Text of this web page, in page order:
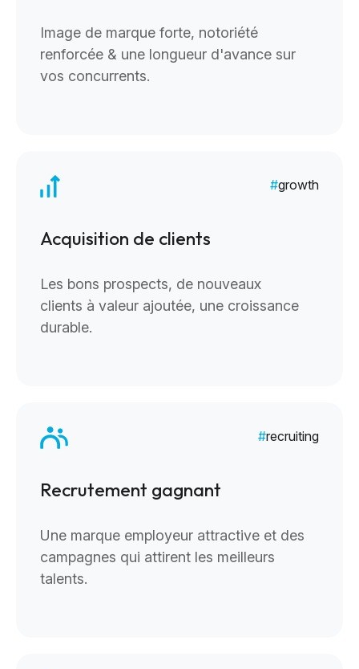
Image de marque forte, notoriété
renforcée & une longueur d'avance sur
vos concurrents.
growth
Acquisition de clients
Les bons prospects, de nouveaux
clients à valeur ajoutée, une croissance
durable.
recruiting
Recrutement gagnant
Une marque employeur attractive et des
campagnes qui attirent les meilleurs
talents.